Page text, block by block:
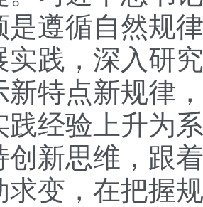
是遵循自然规
实践，深入研
新特点新规律
践经验上升为
创新思维，跟
求变，在把握